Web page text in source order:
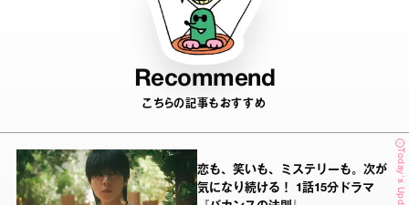
Recommend
こちらの記事もおすすめ
Today's Update
恋も、笑いも、ミステリーも。次が
気になり続ける！ 1話15分ドラマ